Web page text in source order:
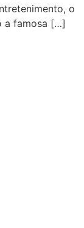
o
a famosa […]